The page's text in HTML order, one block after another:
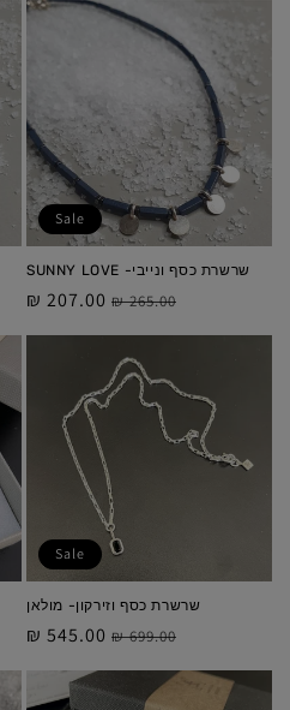
Sale
שרשרת כסף ונייבי- SUNNY LOVE
מחיר
265.00 ₪
מחיר
207.00 ₪
Sale
שרשרת כסף וזירקון- מולאן
מחיר
699.00 ₪
מחיר
545.00 ₪